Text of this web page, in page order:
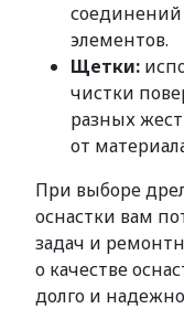
элементов.
Щетки:
чистки
разных
от
При выборе
оснастки вам
задач и
о качестве
долго и